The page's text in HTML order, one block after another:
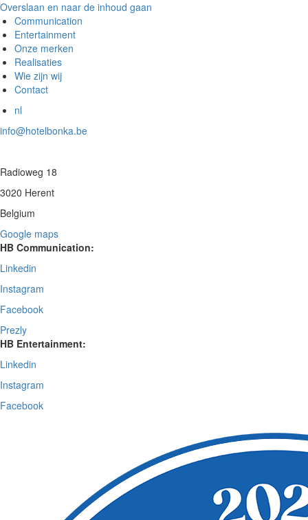
Overslaan en naar de inhoud gaan
Communication
Entertainment
Onze merken
Realisaties
Wie zijn wij
Contact
nl
info@hotelbonka.be
Radioweg 18
3020 Herent
Belgium
Google maps
HB Communication:
Linkedin
Instagram
Facebook
Prezly
HB Entertainment:
Linkedin
Instagram
Facebook